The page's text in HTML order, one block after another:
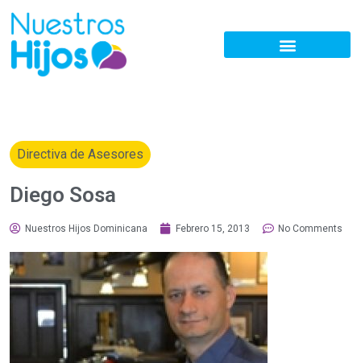
Directiva de Asesores
Diego Sosa
Nuestros Hijos Dominicana Febrero 15, 2013 No Comments